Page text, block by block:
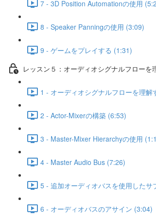
7 - 3D Position Automationの使用
8 - Speaker Panningの使用 (3:09)
9 - ゲームをプレイする (1:31)
レッスン５：オーディオシグナルフローを
1 - オーディオシグナルフローを理解
2 - Actor-Mixerの構築 (6:53)
3 - Master-Mixer Hierarchyの使用
4 - Master Audio Bus (7:26)
5 - 追加オーディオバスを使用したサ
6 - オーディオバスのアサイン (3:04)